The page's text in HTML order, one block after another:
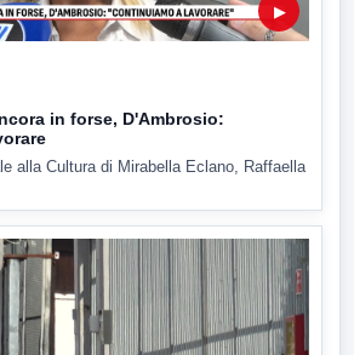
▶
in forse, D'Ambrosio:
alla Cultura di Mirabella Eclano, Raffaella